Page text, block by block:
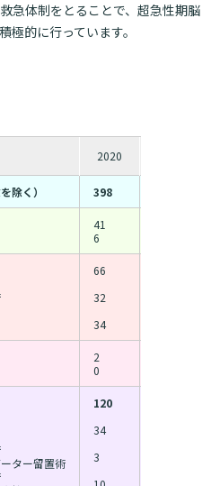
急体制をとることで、超急性期脳
極的に行っています。
2020
除く） 398
41
6
66
32
34
2
0
ー留置術
120
34
3